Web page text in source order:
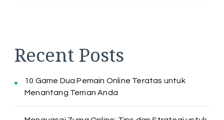
Recent Posts
10 Game Dua Pemain Online Teratas untuk
Menantang Teman Anda